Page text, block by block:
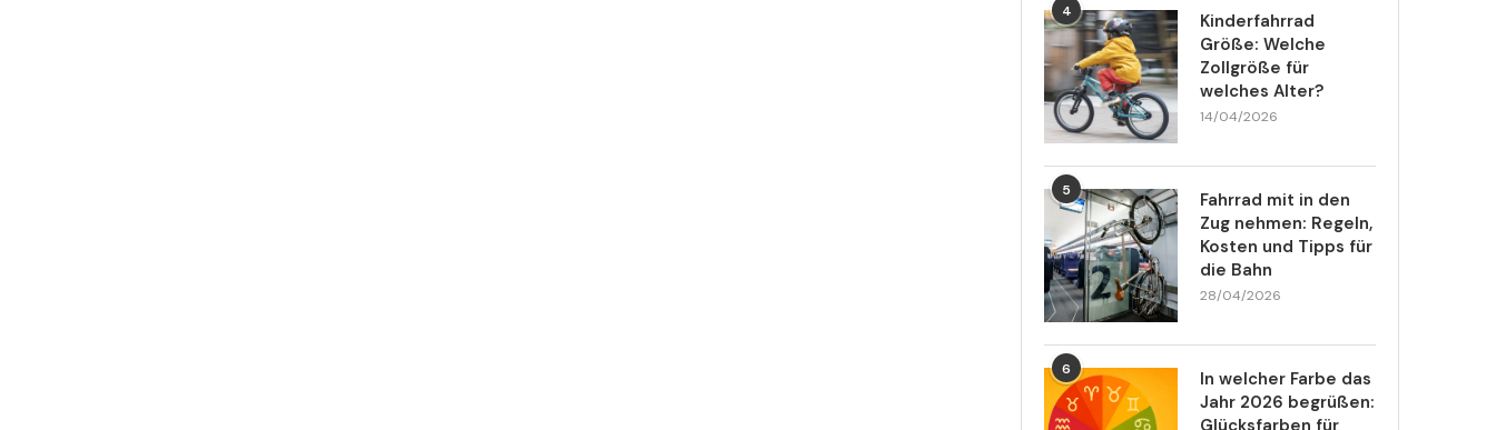
4
Kinderfahrrad
Größe: Welche
Zollgröße für
welches Alter?
14/04/2026
5
Fahrrad mit in den
Zug nehmen: Regeln,
Kosten und Tipps für
die Bahn
28/04/2026
6
In welcher Farbe das
Jahr 2026 begrüßen:
Glücksfarben für